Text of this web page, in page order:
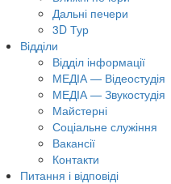
Дальні печери
3D Тур
Відділи
Відділ інформації
МЕДІА — Відеостудія
МЕДІА — Звукостудія
Майстерні
Соціальне служіння
Вакансії
Контакти
Питання і відповіді